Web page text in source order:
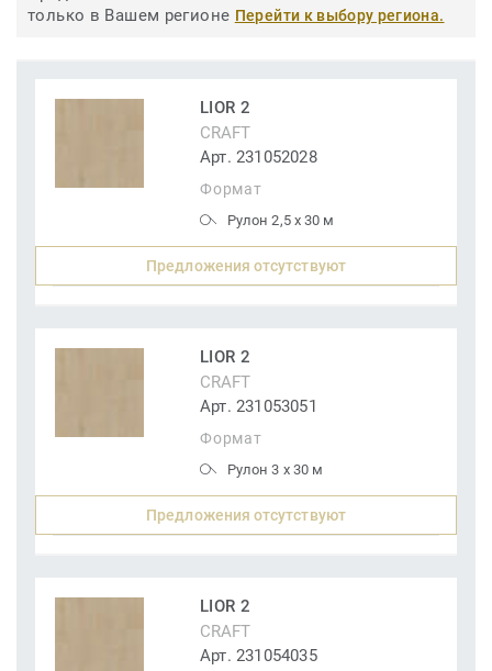
только в Вашем регионе Перейти к выбору региона.
LIOR 2
CRAFT
Арт. 231052028
Формат
Рулон 2,5 x 30 м
Предложения отсутствуют
LIOR 2
CRAFT
Арт. 231053051
Формат
Рулон 3 x 30 м
Предложения отсутствуют
LIOR 2
CRAFT
Арт. 231054035